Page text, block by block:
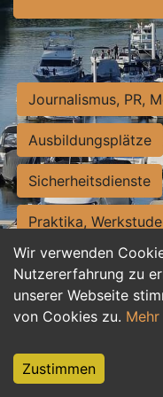
Wir verwenden
Nutzererfahrung zu
unserer Webseite
von Cookies zu.
Zustimmen
Journalismus, PR,
Ausbildungsplätze
Sicherheitsdienste
Praktika,
Personalwesen
Hilfskräfte,
Weiterbildung,